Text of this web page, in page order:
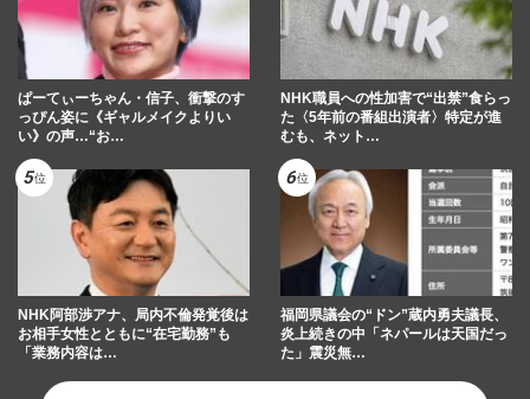
ぱーてぃーちゃん・信子、衝撃のす
っぴん姿に《ギャルメイクよりい
い》の声…“お…
NHK職員への性加害で“出禁”食らっ
た〈5年前の番組出演者〉特定が進
むも、ネット…
NHK阿部渉アナ、局内不倫発覚後は
お相手女性とともに“在宅勤務”も
「業務内容は…
福岡県議会の“ドン”蔵内勇夫議長、
炎上続きの中「ネパールは天国だっ
た」震災無…